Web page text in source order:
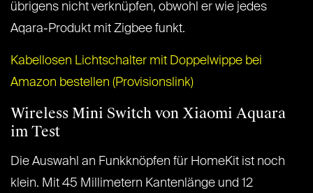
übrigens nicht verknüpfen, obwohl er wie jedes
Aqara-Produkt mit Zigbee funkt.
Kabellosen Lichtschalter mit Doppelwippe bei
Amazon bestellen (Provisionslink)
Wireless Mini Switch von Xiaomi Aquara
im Test
Die Auswahl an Funkknöpfen für HomeKit ist noch
klein. Mit 45 Millimetern Kantenlänge und 12